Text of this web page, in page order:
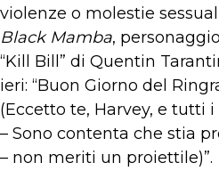
violenze o molestie
Black Mamba,
“Kill Bill” di Quentin
ieri: “Buon Giorno del
(Eccetto te, Harvey, e tutti
– Sono contenta che stia
– non meriti un proiettile)”.